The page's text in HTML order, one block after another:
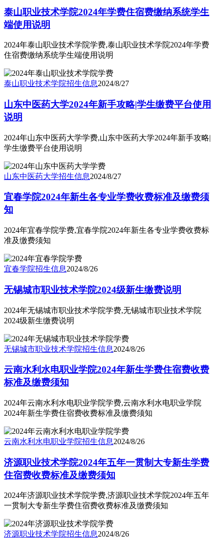
泰山职业技术学院2024年学费住宿费缴纳系统学生
端使用说明
2024年泰山职业技术学院学费,泰山职业技术学院2024年学费
住宿费缴纳系统学生端使用说明
泰山职业技术学院招生信息2024/8/27
山东中医药大学2024年新手攻略|学生缴费平台使用
说明
2024年山东中医药大学学费,山东中医药大学2024年新手攻略|
学生缴费平台使用说明
山东中医药大学招生信息2024/8/27
宜春学院2024年新生各专业学费收费标准及缴费须
知
2024年宜春学院学费,宜春学院2024年新生各专业学费收费标
准及缴费须知
宜春学院招生信息2024/8/26
无锡城市职业技术学院2024级新生缴费说明
2024年无锡城市职业技术学院学费,无锡城市职业技术学院
2024级新生缴费说明
无锡城市职业技术学院招生信息2024/8/26
云南水利水电职业学院2024年新生学费住宿费收费
标准及缴费须知
2024年云南水利水电职业学院学费,云南水利水电职业学院
2024年新生学费住宿费收费标准及缴费须知
云南水利水电职业学院招生信息2024/8/26
济源职业技术学院2024年五年一贯制大专新生学费
住宿费收费标准及缴费须知
2024年济源职业技术学院学费,济源职业技术学院2024年五年
一贯制大专新生学费住宿费收费标准及缴费须知
济源职业技术学院招生信息2024/8/26